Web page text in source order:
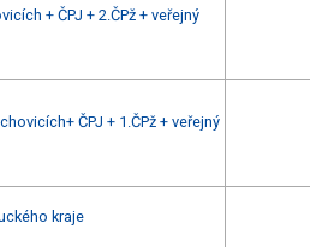
+ ČPJ + 2.ČPž + veřejný
ČPJ + 1.ČPž + veřejný
kraje